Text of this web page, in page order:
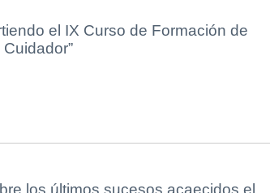
el IX Curso de Formación de
los últimos sucesos acaecidos el